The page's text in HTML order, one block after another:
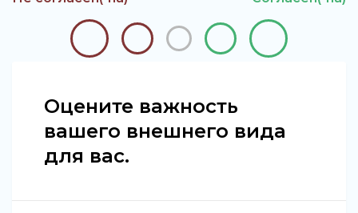
Оцените важность
вашего внешнего вида
для вас.